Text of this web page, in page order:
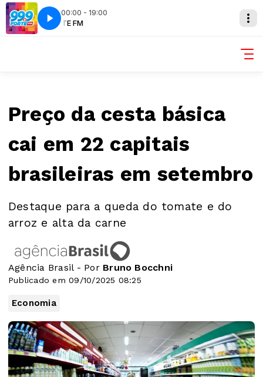
00:00 - 19:00
FORTE FM
Preço da cesta básica
cai em 22 capitais
brasileiras em setembro
Destaque para a queda do tomate e do
arroz e alta da carne
Agência Brasil - Por Bruno Bocchni
Publicado em 09/10/2025 08:25
Economia